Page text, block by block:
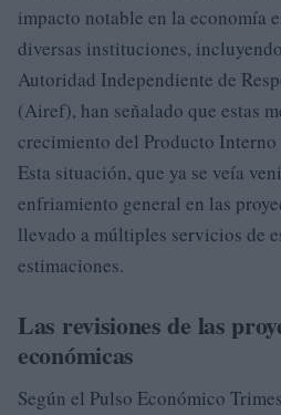
impacto notable en la economía
diversas instituciones,
Autoridad Independiente de
(Airef), han señalado que estas
crecimiento del Producto
Esta situación, que ya se veía
enfriamiento general en las
llevado a múltiples servicios de
estimaciones.
Las revisiones de las
económicas
Según el Pulso Económico